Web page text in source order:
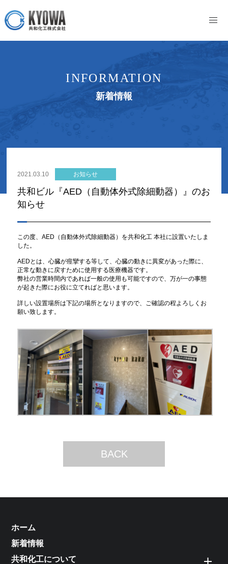
INFORMATION
新着情報
2021.03.10 お知らせ
共和ビル『AED（自動体外式除細動器）』のお
知らせ
この度、AED（自動体外式除細動器）を共和化工 本社に設置いたしま
した。
AEDとは、心臓が痙攣する等して、心臓の動きに異変があった際に、
正常な動きに戻すために使用する医療機器です。
弊社の営業時間内であれば一般の使用も可能ですので、万が一の事態
が起きた際にお役に立てればと思います。
詳しい設置場所は下記の場所となりますので、ご確認の程よろしくお
願い致します。
BACK
ホーム
新着情報
共和化工について